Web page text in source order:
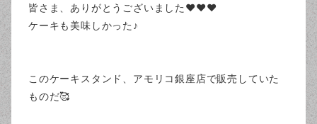
皆さま、ありがとうございました❤️❤️❤️
ケーキも美味しかった♪
このケーキスタンド、アモリコ銀座店で販売していた
ものだ🥰